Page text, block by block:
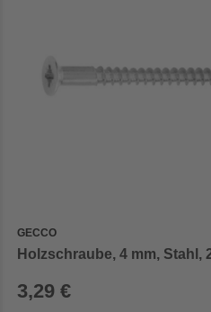
GECCO
Holzschraube, 4 mm, Stahl,
3,29 €